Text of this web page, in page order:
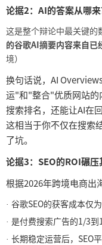
论据2：AI的答案从哪来
这是整个辩论中最关键的
的谷歌AI摘要内容来自已
境）
换句话说， AI
运"和"整合"优质网站的
搜索排名，还能让AI在
这相当于你不仅在搜索
了坑。
论据3：SEO的ROI碾压
根据2026年跨境电商出
· 谷歌SEO的获客成本仅
· 是付费搜索广告的1/3到
· 长期稳定运营后， SEO